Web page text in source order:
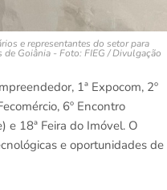
e representantes do setor para
de Goiânia - Foto: FIEG / Divulgação
1ª Expocom, 2º
6º Encontro
e 18ª Feira do Imóvel. O
e oportunidades de